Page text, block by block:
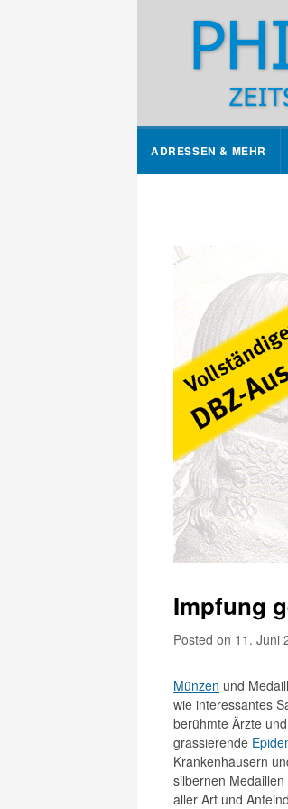
ADRESSEN & MEHR
Impfung
Posted on 11. Juni
Münzen und
wie interessantes
berühmte Ärzte
grassierende
Krankenhäusern
silbernen
aller Art und